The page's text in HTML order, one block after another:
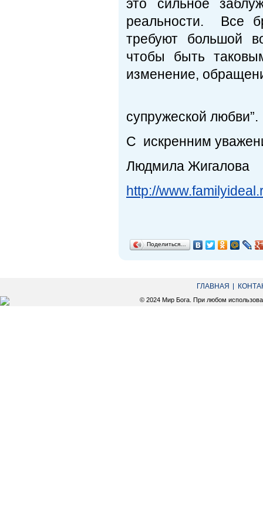
это сильное
реальности. Все
требуют большой
чтобы быть
изменение,
супружеской любви”.
С искренним
Людмила Жигалова
http://
Поделиться…
ГЛАВНАЯ
© 2024 Мир Бога. При любом